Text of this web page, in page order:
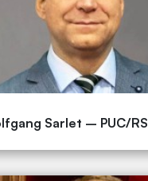
Sarlet – PUC/RS